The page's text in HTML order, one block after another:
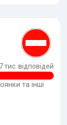
тис. відповідей
та інші